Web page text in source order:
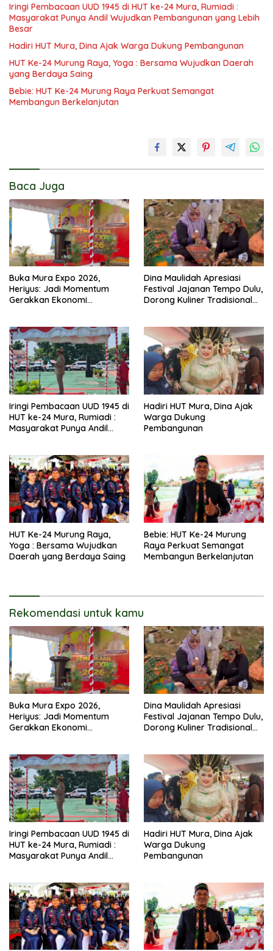
Iringi Pembacaan UUD 1945 di HUT ke-24 Mura, Rumiadi :
Masyarakat Punya Andil Wujudkan Pembangunan yang Lebih
Besar
Hadiri HUT Mura, Dina Ajak Warga Dukung Pembangunan
HUT Ke-24 Murung Raya, Yoga : Bersama Wujudkan Daerah
yang Berdaya Saing
Bebie: HUT Ke-24 Murung Raya Perkuat Semangat
Membangun Berkelanjutan
Baca Juga
Buka Mura Expo 2026,
Heriyus: Jadi Momentum
Gerakkan Ekonomi
Dina Maulidah Apresiasi
Festival Jajanan Tempo Dulu,
Dorong Kuliner Tradisional
Iringi Pembacaan UUD 1945 di
HUT ke-24 Mura, Rumiadi :
Masyarakat Punya Andil
Hadiri HUT Mura, Dina Ajak
Warga Dukung
Pembangunan
HUT Ke-24 Murung Raya,
Yoga : Bersama Wujudkan
Daerah yang Berdaya Saing
Bebie: HUT Ke-24 Murung
Raya Perkuat Semangat
Membangun Berkelanjutan
Rekomendasi untuk kamu
Buka Mura Expo 2026,
Heriyus: Jadi Momentum
Gerakkan Ekonomi
Dina Maulidah Apresiasi
Festival Jajanan Tempo Dulu,
Dorong Kuliner Tradisional
Iringi Pembacaan UUD 1945 di
HUT ke-24 Mura, Rumiadi :
Masyarakat Punya Andil
Hadiri HUT Mura, Dina Ajak
Warga Dukung
Pembangunan